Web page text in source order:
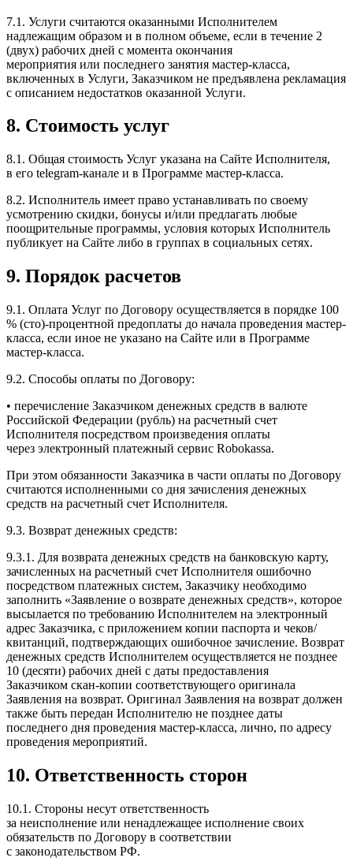
7.1. Услуги считаются оказанными Исполнителем
надлежащим образом и в полном объеме, если в течение 2
(двух) рабочих дней с момента окончания
мероприятия или последнего занятия мастер-​класса,
включенных в Услуги, Заказчиком не предъявлена рекламация
с описанием недостатков оказанной Услуги.
8. Стоимость услуг
8.1. Общая стоимость Услуг указана на Сайте Исполнителя,
в его telegram-​канале и в Программе мастер-класса.
8.2. Исполнитель имеет право устанавливать по своему
усмотрению скидки, бонусы и/​или предлагать любые
поощрительные программы, условия которых Исполнитель
публикует на Сайте либо в группах в социальных сетях.
9. Порядок расчетов
9.1. Оплата Услуг по Договору осуществляется в порядке 100
% (сто)-процентной предоплаты до начала проведения мастер-​
класса, если иное не указано на Сайте или в Программе
мастер-класса.
9.2. Способы оплаты по Договору:
• перечисление Заказчиком денежных средств в валюте
Российской Федерации (рубль) на расчетный счет
Исполнителя посредством произведения оплаты
через электронный платежный сервис Robokassa.
При этом обязанности Заказчика в части оплаты по Договору
считаются исполненными со дня зачисления денежных
средств на расчетный счет Исполнителя.
9.3. Возврат денежных средств:
9.3.1. Для возврата денежных средств на банковскую карту,
зачисленных на расчетный счет Исполнителя ошибочно
посредством платежных систем, Заказчику необходимо
заполнить «Заявление о возврате денежных средств», которое
высылается по требованию Исполнителем на электронный
адрес Заказчика, с приложением копии паспорта и чеков/​
квитанций, подтверждающих ошибочное зачисление. Возврат
денежных средств Исполнителем осуществляется не позднее
10 (десяти) рабочих дней с даты предоставления
Заказчиком скан-​копии соответствующего оригинала
Заявления на возврат. Оригинал Заявления на возврат должен
также быть передан Исполнителю не позднее даты
последнего дня проведения мастер-​класса, лично, по адресу
проведения мероприятий.
10. Ответственность сторон
10.1. Стороны несут ответственность
за неисполнение или ненадлежащее исполнение своих
обязательств по Договору в соответствии
с законодательством РФ.